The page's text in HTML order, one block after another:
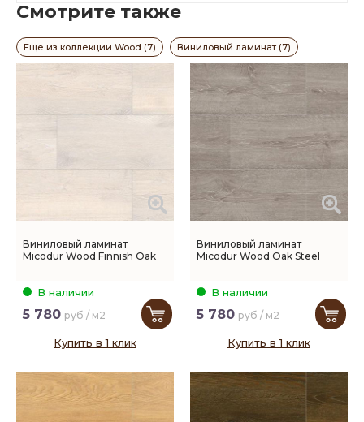
Смотрите также
Еще из коллекции Wood (7) Виниловый ламинат (7)
Виниловый ламинат
Micodur Wood Finnish Oak
В наличии
5 780 руб / м2
Купить в 1 клик
Виниловый ламинат
Micodur Wood Oak Steel
В наличии
5 780 руб / м2
Купить в 1 клик